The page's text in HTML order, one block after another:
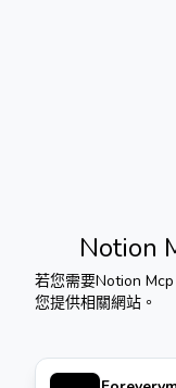
Notion
若您需要Notion
您提供相關網站。